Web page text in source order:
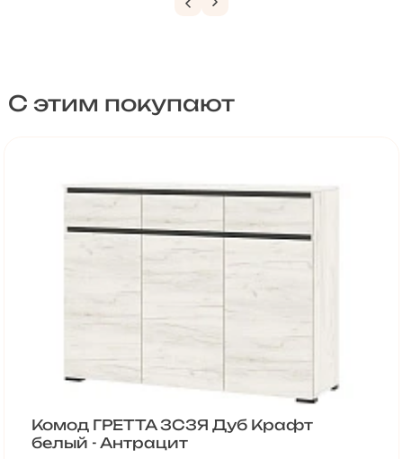
С этим покупают
Комод ГРЕТТА 3С3Я Дуб Крафт
белый - Антрацит